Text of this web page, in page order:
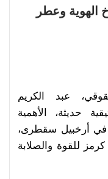
وعطر
عبد الكريم
حديثة، الأهمية
في أرخبيل سقطرى،
للقوة والصلابة